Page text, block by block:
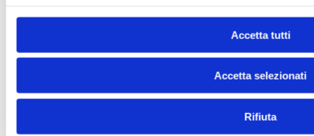
Accetta tutti
Accetta selezionati
Rifiuta